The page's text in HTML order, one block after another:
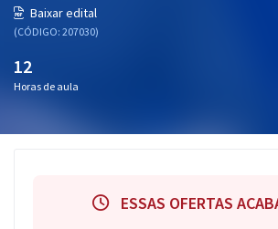
Baixar edital
(CÓDIGO: 207030)
12
Horas de aula
ESSAS OFERTAS